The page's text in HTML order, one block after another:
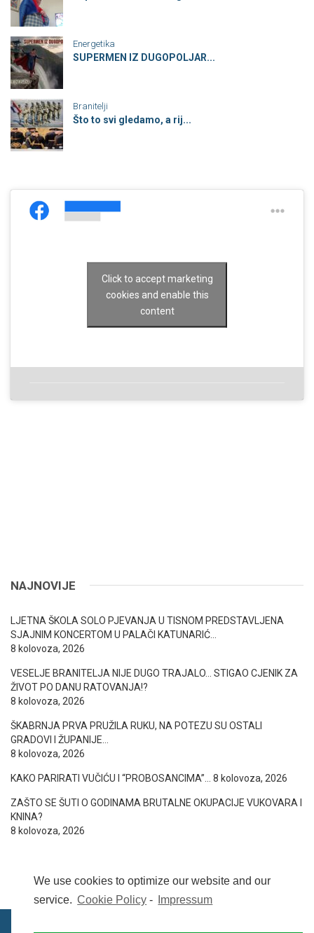
We use cookies to optimize our website and our
service. Cookie Policy - Impressum
Energetika
SUPERMEN IZ DUGOPOLJAR...
Branitelji
Što to svi gledamo, a rij...
Click to accept marketing
cookies and enable this
content
NAJNOVIJE
LJETNA ŠKOLA SOLO PJEVANJA U TISNOM PREDSTAVLJENA
SJAJNIM KONCERTOM U PALAČI KATUNARIĆ…
8 kolovoza, 2026
VESELJE BRANITELJA NIJE DUGO TRAJALO… STIGAO CJENIK ZA
ŽIVOT PO DANU RATOVANJA!?
8 kolovoza, 2026
ŠKABRNJA PRVA PRUŽILA RUKU, NA POTEZU SU OSTALI
GRADOVI I ŽUPANIJE…
8 kolovoza, 2026
KAKO PARIRATI VUČIĆU I “PROBOSANCIMA”… 8 kolovoza, 2026
ZAŠTO SE ŠUTI O GODINAMA BRUTALNE OKUPACIJE VUKOVARA I
KNINA?
8 kolovoza, 2026